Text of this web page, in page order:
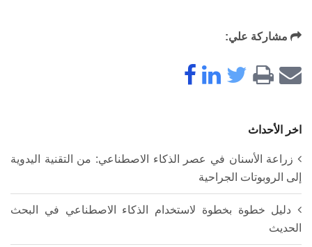
مشاركة علي:
اخر الأحداث
زراعة الأسنان في عصر الذكاء الاصطناعي: من التقنية اليدوية
إلى الروبوتات الجراحية
دليل خطوة بخطوة لاستخدام الذكاء الاصطناعي في البحث
الحديث